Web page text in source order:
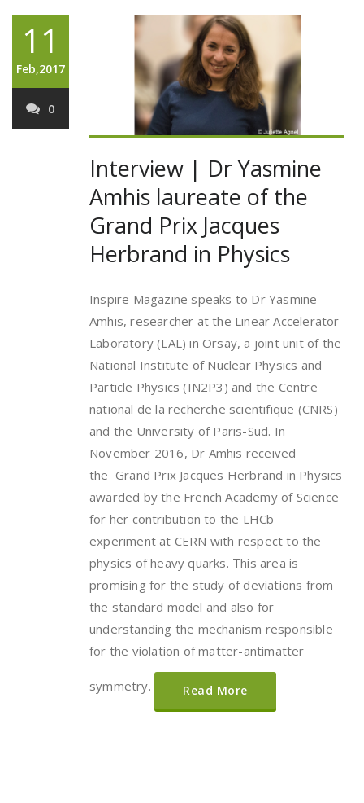
11
Feb,2017
0
Interview | Dr Yasmine
Amhis laureate of the
Grand Prix Jacques
Herbrand in Physics
Inspire Magazine speaks to Dr Yasmine
Amhis, researcher at the Linear Accelerator
Laboratory (LAL) in Orsay, a joint unit of the
National Institute of Nuclear Physics and
Particle Physics (IN2P3) and the Centre
national de la recherche scientifique (CNRS)
and the University of Paris-Sud. In
November 2016, Dr Amhis received
the Grand Prix Jacques Herbrand in Physics
awarded by the French Academy of Science
for her contribution to the LHCb
experiment at CERN with respect to the
physics of heavy quarks. This area is
promising for the study of deviations from
the standard model and also for
understanding the mechanism responsible
for the violation of matter-antimatter
symmetry. Read More